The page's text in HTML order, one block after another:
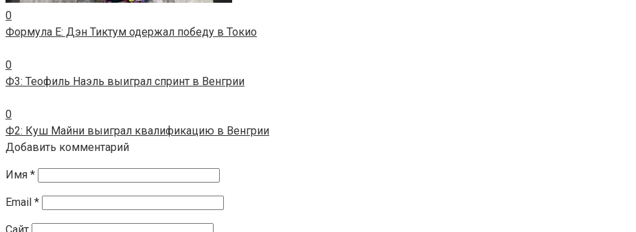
0
Формула E: Дэн Тиктум одержал победу в Токио
0
Ф3: Теофиль Наэль выиграл спринт в Венгрии
0
Ф2: Куш Майни выиграл квалификацию в Венгрии
Добавить комментарий
Имя *
Email *